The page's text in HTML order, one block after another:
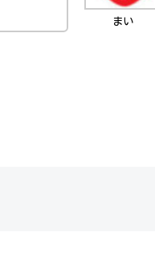
まい